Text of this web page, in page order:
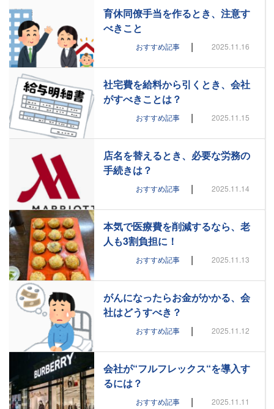
育休同僚手当を作るとき、注意す
べきこと
おすすめ記事 | 2025.11.16
社宅費を給料から引くとき、会社
がすべきことは？
おすすめ記事 | 2025.11.15
店名を替えるとき、必要な労務の
手続きは？
おすすめ記事 | 2025.11.14
本気で医療費を削減するなら、老
人も3割負担に！
おすすめ記事 | 2025.11.13
がんになったらお金がかかる、会
社はどうすべき？
おすすめ記事 | 2025.11.12
会社が“フルフレックス“を導入す
るには？
おすすめ記事 | 2025.11.11